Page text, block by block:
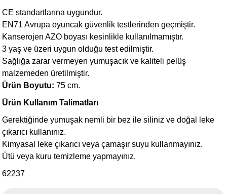
CE standartlarına uygundur.
EN71 Avrupa oyuncak güvenlik testlerinden geçmiştir.
Kanserojen AZO boyası kesinlikle kullanılmamıştır.
3 yaş ve üzeri uygun olduğu test edilmiştir.
Sağlığa zarar vermeyen yumuşacık ve kaliteli pelüş
malzemeden üretilmiştir.
Ürün Boyutu: 75 cm.
Ürün Kullanım Talimatları
Gerektiğinde yumuşak nemli bir bez ile siliniz ve doğal leke
çıkarıcı kullanınız.
Kimyasal leke çıkarıcı veya çamaşır suyu kullanmayınız.
Ütü veya kuru temizleme yapmayınız.
62237